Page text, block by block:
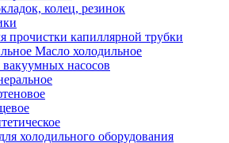
колец, резинок
прочистки капиллярной трубки
Масло холодильное
насосов